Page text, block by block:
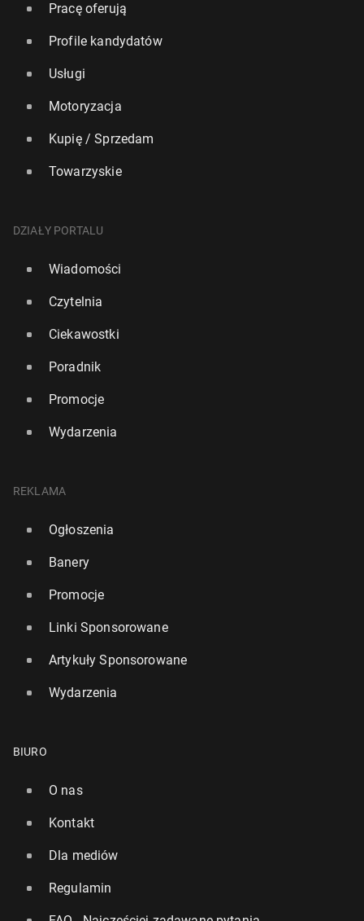
Pracę oferują
Profile kandydatów
Usługi
Motoryzacja
Kupię / Sprzedam
Towarzyskie
DZIAŁY PORTALU
Wiadomości
Czytelnia
Ciekawostki
Poradnik
Promocje
Wydarzenia
REKLAMA
Ogłoszenia
Banery
Promocje
Linki Sponsorowane
Artykuły Sponsorowane
Wydarzenia
BIURO
O nas
Kontakt
Dla mediów
Regulamin